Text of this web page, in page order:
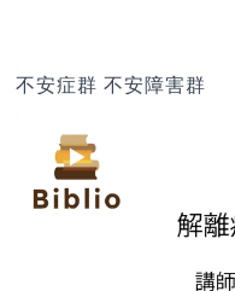
不安症群 不安障害群